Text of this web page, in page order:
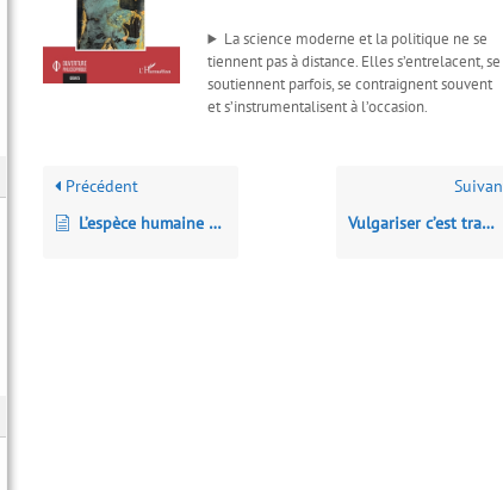
La science moderne et la politique ne se
tiennent pas à distance. Elles s’entrelacent, se
soutiennent parfois, se contraignent souvent
et s’instrumentalisent à l’occasion.
Précédent
L’espèce humaine et la guerre : Des origines à la pax americana
Vulgariser c’est transformer